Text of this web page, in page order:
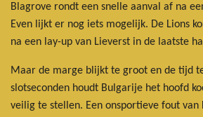
Blagrove rondt een snelle aanval af na
Even lijkt er nog iets mogelijk. De Lions
na een lay-up van Lieverst in de laatste
Maar de marge blijkt te groot en de tijd
slotseconden houdt Bulgarije het hoofd
veilig te stellen. Een onsportieve fout van